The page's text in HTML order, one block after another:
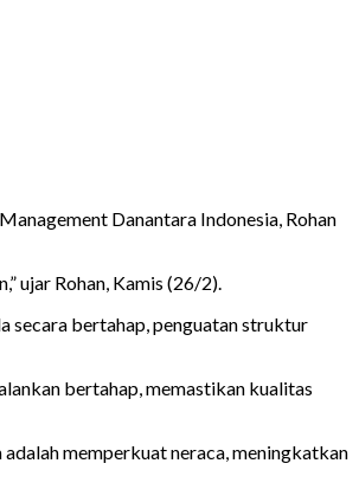
Danantara Indonesia, Rohan
ujar Rohan, Kamis (26/2).
secara bertahap, penguatan struktur
bertahap, memastikan kualitas
memperkuat neraca, meningkatkan